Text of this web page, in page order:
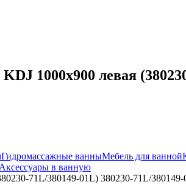
1000x900 левая
Гидромассажные ванныМебель для ванной
Аксессуары в ванную
71L/380149-01L) 380230-71L/380149-